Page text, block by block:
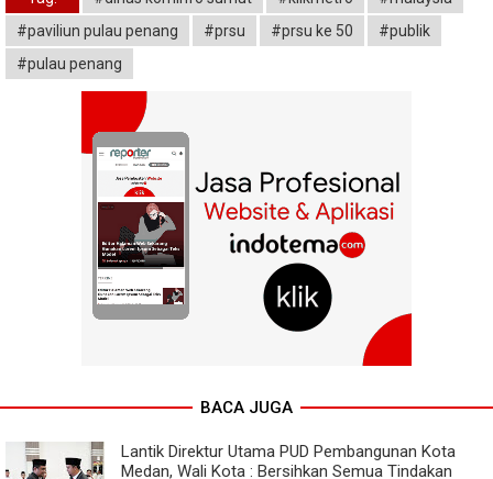
#paviliun pulau penang
#prsu #prsu ke 50
#publik
#pulau penang
BACA JUGA
Lantik Direktur Utama PUD Pembangunan Kota
Medan, Wali Kota : Bersihkan Semua Tindakan